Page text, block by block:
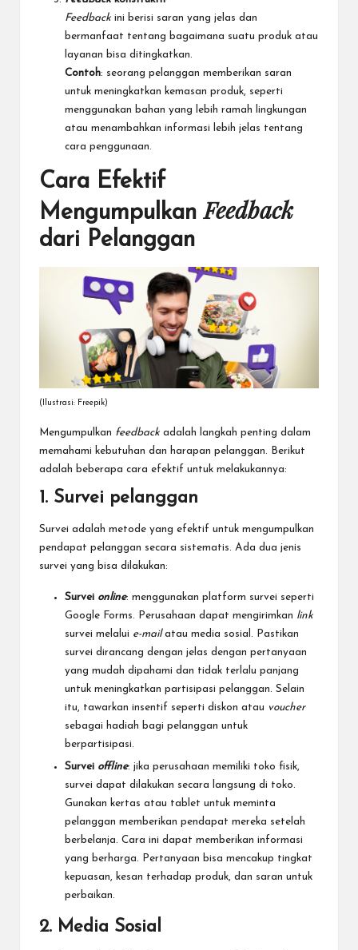
Feedback ini berisi saran yang jelas dan
bermanfaat tentang bagaimana suatu produk atau
layanan bisa ditingkatkan.
Contoh: seorang pelanggan memberikan saran
untuk meningkatkan kemasan produk, seperti
menggunakan bahan yang lebih ramah lingkungan
atau menambahkan informasi lebih jelas tentang
cara penggunaan.
Cara Efektif
MengumpulkanFeedback
dari Pelanggan
(Ilustrasi: Freepik)
Mengumpulkan feedback adalah langkah penting dalam
memahami kebutuhan dan harapan pelanggan. Berikut
adalah beberapa cara efektif untuk melakukannya:
1. Survei pelanggan
Survei adalah metode yang efektif untuk mengumpulkan
pendapat pelanggan secara sistematis. Ada dua jenis
survei yang bisa dilakukan:
Survei online: menggunakan platform survei seperti
Google Forms. Perusahaan dapat mengirimkan link
survei melalui e-mailatau media sosial. Pastikan
survei dirancang dengan jelas dengan pertanyaan
yang mudah dipahami dan tidak terlalu panjang
untuk meningkatkan partisipasi pelanggan. Selain
itu, tawarkan insentif seperti diskon atau voucher
sebagai hadiah bagi pelanggan untuk
berpartisipasi.
Survei offline: jika perusahaan memiliki toko fisik,
survei dapat dilakukan secara langsung di toko.
Gunakan kertas atau tablet untuk meminta
pelanggan memberikan pendapat mereka setelah
berbelanja. Cara ini dapat memberikan informasi
yang berharga. Pertanyaan bisa mencakup tingkat
kepuasan, kesan terhadap produk, dan saran untuk
perbaikan.
2. Media Sosial